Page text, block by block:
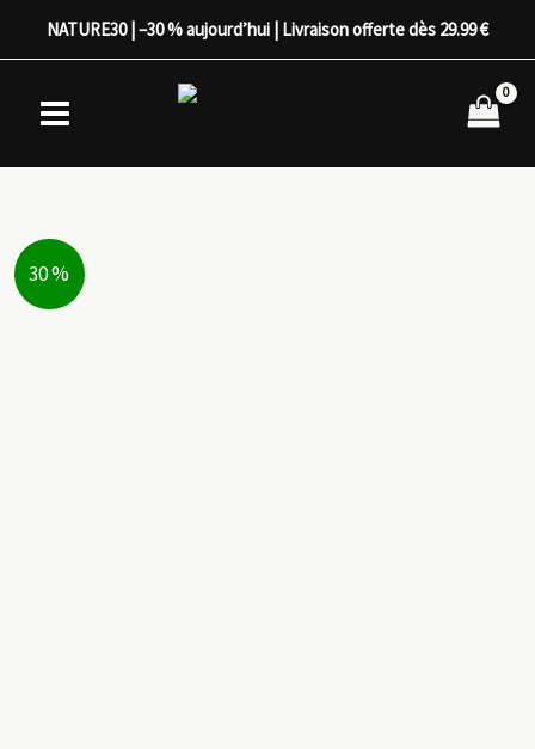
NATURE30 | –30 % aujourd’hui | Livraison offerte dès 29.99 €
30 %